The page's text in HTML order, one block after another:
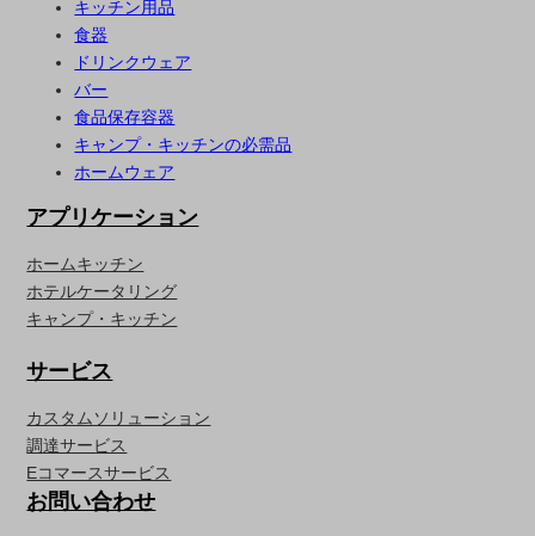
キッチン用品
食器
ドリンクウェア
バー
食品保存容器
キャンプ・キッチンの必需品
ホームウェア
アプリケーション
ホームキッチン
ホテルケータリング
キャンプ・キッチン
サービス
カスタムソリューション
調達サービス
Eコマースサービス
お問い合わせ